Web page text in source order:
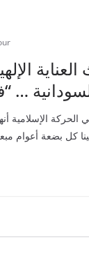
الحركة الإسلامية